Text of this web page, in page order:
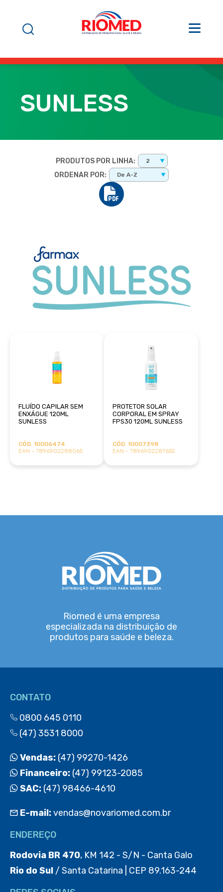
SUNLESS
PRODUTOS POR LINHA: 2
ORDENAR POR: De A-Z
FLUÍDO CAPILAR SEM
ENXÁGUE 120ML
SUNLESS
CÓD. 10006474
EAN - 7896902288065
PROTETOR SOLAR
CORPORAL EM SPRAY
FPS30 120ML SUNLESS
CÓD. 10007398
EAN - 7896902287655
Riomed é uma empresa
especializada na distribuição de
produtos para saúde e beleza.
CONTATO
0800 645 0110
(47) 3531 8000
Vendas: (47) 99270-1426
Financeiro: (47) 99123-2085
SAC: (47) 98466-4610
E-mail:vendas@novariomed.com.br
ENDEREÇO
Rodovia BR 470, KM 142 - S/N - Canta Galo
Rio do Sul / Santa Catarina | CEP 89.163-244